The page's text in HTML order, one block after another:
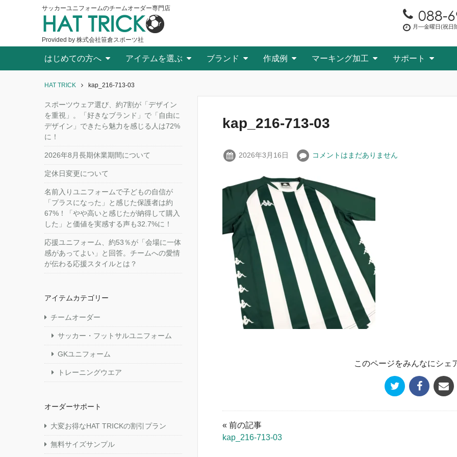
サッカーユニフォームのチームオーダー専門店
HAT TRICK
Provided by 株式会社笹倉スポーツ社
088-
月―金曜日(祝日
はじめての方へ アイテムを選ぶ ブランド 作成例 マーキング加工 サポート
HAT TRICK kap_216-713-03
kap_216-713-03
2026年3月16日 コメントはまだありません
このページをみんなにシェ
« 前の記事
kap_216-713-03
スポーツウェア選び、約7割が「デザイン
を重視」。「好きなブランド」で「自由に
デザイン」できたら魅力を感じる人は72%
に！
2026年8月長期休業期間について
定休日変更について
名前入りユニフォームで子どもの自信が
「プラスになった」と感じた保護者は約
67%！「やや高いと感じたが納得して購入
した」と価値を実感する声も32.7%に！
応援ユニフォーム、約53％が「会場に一体
感があってよい」と回答。チームへの愛情
が伝わる応援スタイルとは？
アイテムカテゴリー
チームオーダー
サッカー・フットサルユニフォーム
GKユニフォーム
トレーニングウエア
オーダーサポート
大変お得なHAT TRICKの割引プラン
無料サイズサンプル